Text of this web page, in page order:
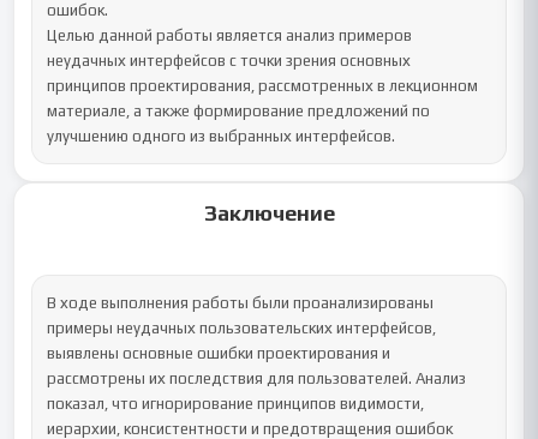
ошибок.
Целью данной работы является анализ примеров
неудачных интерфейсов с точки зрения основных
принципов проектирования, рассмотренных в лекционном
материале, а также формирование предложений по
улучшению одного из выбранных интерфейсов.
Заключение
В ходе выполнения работы были проанализированы
примеры неудачных пользовательских интерфейсов,
выявлены основные ошибки проектирования и
рассмотрены их последствия для пользователей. Анализ
показал, что игнорирование принципов видимости,
иерархии, консистентности и предотвращения ошибок